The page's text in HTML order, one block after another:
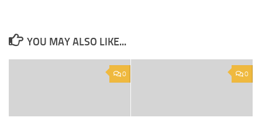
YOU MAY ALSO LIKE...
0 0